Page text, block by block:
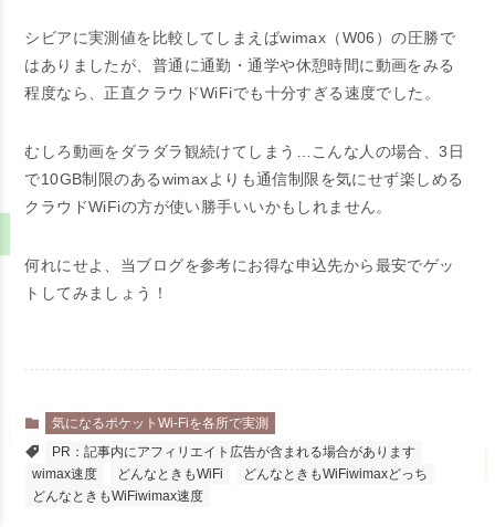
シビアに実測値を比較してしまえばwimax（W06）の圧勝で
はありましたが、普通に通勤・通学や休憩時間に動画をみる
程度なら、正直クラウドWiFiでも十分すぎる速度でした。
むしろ動画をダラダラ観続けてしまう…こんな人の場合、3日
で10GB制限のあるwimaxよりも通信制限を気にせず楽しめる
クラウドWiFiの方が使い勝手いいかもしれません。
何れにせよ、当ブログを参考にお得な申込先から最安でゲッ
トしてみましょう！
気になるポケットWi-Fiを各所で実測
PR：記事内にアフィリエイト広告が含まれる場合があります
wimax速度
どんなときもWiFi
どんなときもWiFiwimaxどっち
どんなときもWiFiwimax速度